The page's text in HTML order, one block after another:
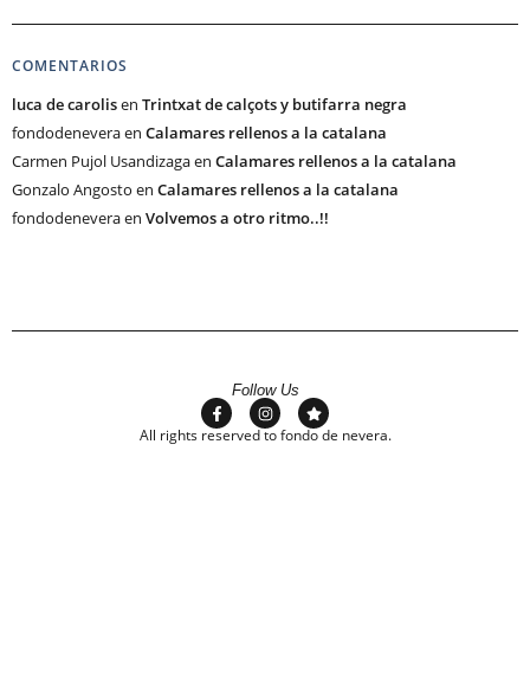
COMENTARIOS
luca de carolisen Trintxat de calçots y butifarra negra
fondodeneveraen Calamares rellenos a la catalana
Carmen Pujol Usandizagaen Calamares rellenos a la catalana
Gonzalo Angosto en Calamares rellenos a la catalana
fondodeneveraen Volvemos a otro ritmo..!!
Follow Us
All rights reserved to fondo de nevera.